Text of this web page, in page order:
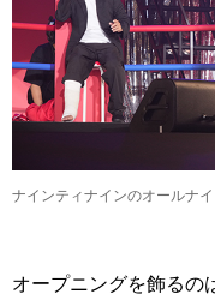
ナインティナインのオールナ
オープニングを飾るの